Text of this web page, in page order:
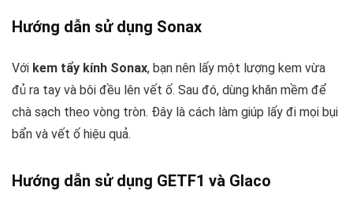
Hướng dẫn sử dụng Sonax
Với kem tẩy kính Sonax, bạn nên lấy một lượng kem vừa
đủ ra tay và bôi đều lên vết ố. Sau đó, dùng khăn mềm để
chà sạch theo vòng tròn. Đây là cách làm giúp lấy đi mọi bụi
bẩn và vết ố hiệu quả.
Hướng dẫn sử dụng GETF1 và Glaco